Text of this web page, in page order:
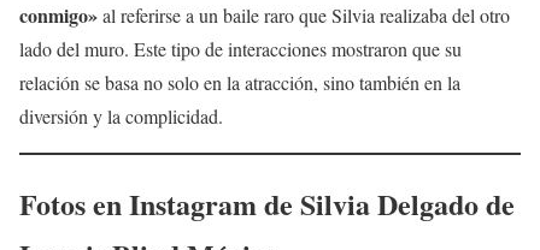
conmigo»al referirse a un baile raro que Silvia realizaba del otro
lado del muro. Este tipo de interacciones mostraron que su
relación se basa no solo en la atracción, sino también en la
diversión y la complicidad.
Fotos en Instagram de Silvia Delgado de